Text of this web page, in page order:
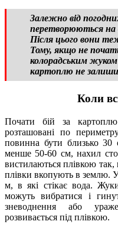
Залежно від
перетворюються на
Після цього вони
Тому, якщо не
колорадським жуком
картоплю не
Коли
Почати бій за
розташовані по
повинна бути близько
менше 50-60 см, нахил
вистилаються плівкою
плівки вкопують в землю. У
м, в які стікає вода.
можуть вибратися і
зневоднення або
розвивається під плівкою.